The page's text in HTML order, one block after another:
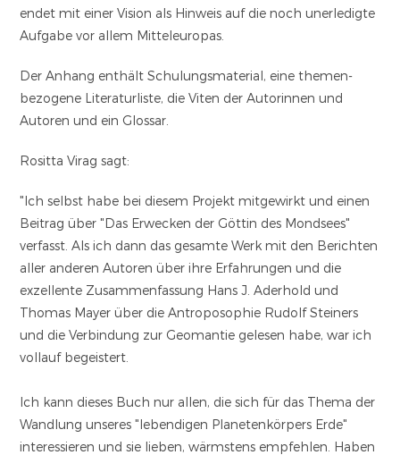
endet mit einer Vision als Hinweis auf die noch unerledigte
Aufgabe vor allem Mitteleuropas.
Der Anhang enthält Schulungsmaterial, eine themen-
bezogene Literaturliste, die Viten der Autorinnen und
Autoren und ein Glossar.
Rositta Virag sagt:
"Ich selbst habe bei diesem Projekt mitgewirkt und einen
Beitrag über "Das Erwecken der Göttin des Mondsees"
verfasst. Als ich dann das gesamte Werk mit den Berichten
aller anderen Autoren über ihre Erfahrungen und die
exzellente Zusammenfassung Hans J. Aderhold und
Thomas Mayer über die Antroposophie Rudolf Steiners
und die Verbindung zur Geomantie gelesen habe, war ich
vollauf begeistert.
Ich kann dieses Buch nur allen, die sich für das Thema der
Wandlung unseres "lebendigen Planetenkörpers Erde"
interessieren und sie lieben, wärmstens empfehlen. Haben